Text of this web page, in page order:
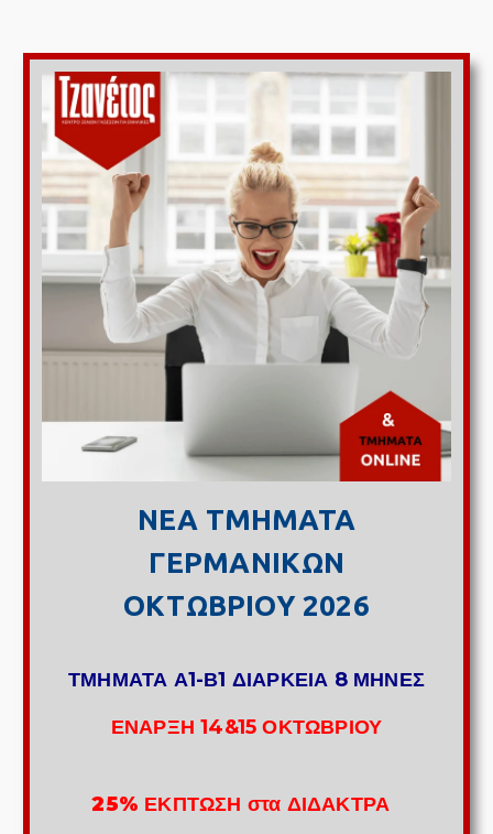
ΝΕΑ ΤΜΗΜΑΤΑ
ΓΕΡΜΑΝΙΚΩΝ
ΟΚΤΩΒΡΙΟΥ 2026
ΤΜΗΜΑΤΑ Α1-Β1 ΔΙΑΡΚΕΙΑ 8 ΜΗΝΕΣ
ΕΝΑΡΞΗ 14&15 ΟΚΤΩΒΡΙΟΥ
25% ΕΚΠΤΩΣΗ στα ΔΙΔΑΚΤΡΑ